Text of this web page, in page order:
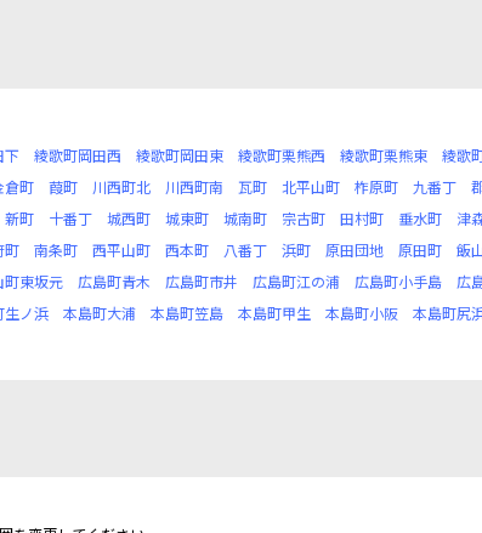
下 綾歌町岡田西 綾歌町岡田東 綾歌町栗熊西 綾歌町栗熊東 綾歌
倉町 葭町 川西町北 川西町南 瓦町 北平山町 柞原町 九番丁
新町 十番丁 城西町 城東町 城南町 宗古町 田村町 垂水町 津
町 南条町 西平山町 西本町 八番丁 浜町 原田団地 原田町 飯
町東坂元 広島町青木 広島町市井 広島町江の浦 広島町小手島 広
生ノ浜 本島町大浦 本島町笠島 本島町甲生 本島町小阪 本島町尻